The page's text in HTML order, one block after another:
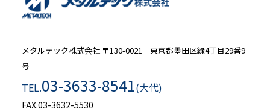
メタルテック株式会社〒130-0021 東京都墨田区緑4丁目29番9
号
TEL.03-3633-8541(大代)
FAX.03-3632-5530